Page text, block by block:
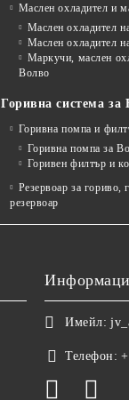
Маслен охладител и
Маслен охладител
Маслен охладител
Маркучи, маслен
Волво
Горивна система за
Горивна помпа и
Горивна помпа за
Горивен филтър и
Резервоар за гориво,
резервоар
Имейл:
Телефон: